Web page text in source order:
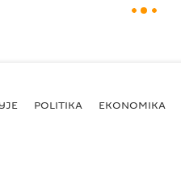
POLITIKA EKONOMIKA